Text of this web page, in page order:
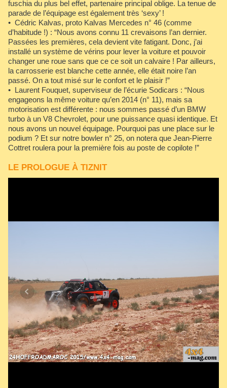
fuschia du plus bel effet, partenaire principal oblige. La tenue de
parade de l’équipage est également très ‘sexy’ !
• Cédric Kalvas, proto Kalvas Mercedes n° 46 (comme
d’habitude !) : “Nous avons connu 11 crevaisons l’an dernier.
Passées les premières, cela devient vite fatigant. Donc, j’ai
installé un système de vérins pour lever la voiture et pouvoir
changer une roue sans que ce ce soit un calvaire ! Par ailleurs,
la carrosserie est blanche cette année, elle était noire l’an
passé. On a tout misé sur le confort et le plaisir !”
• Laurent Fouquet, superviseur de l’écurie Sodicars : “Nous
engageons la même voiture qu’en 2014 (n° 11), mais sa
motorisation est différente : nous sommes passé d’un BMW
turbo à un V8 Chevrolet, pour une puissance quasi identique. Et
nous avons un nouvel équipage. Pourquoi pas une place sur le
podium ? Et sur notre bowler n° 25, on notera que Jean-Pierre
Cottret roulera pour la première fois au poste de copilote !”
LE PROLOGUE À TIZNIT